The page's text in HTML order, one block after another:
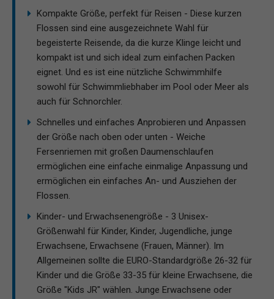
Kompakte Größe, perfekt für Reisen - Diese kurzen
Flossen sind eine ausgezeichnete Wahl für
begeisterte Reisende, da die kurze Klinge leicht und
kompakt ist und sich ideal zum einfachen Packen
eignet. Und es ist eine nützliche Schwimmhilfe
sowohl für Schwimmliebhaber im Pool oder Meer als
auch für Schnorchler.
Schnelles und einfaches Anprobieren und Anpassen
der Größe nach oben oder unten - Weiche
Fersenriemen mit großen Daumenschlaufen
ermöglichen eine einfache einmalige Anpassung und
ermöglichen ein einfaches An- und Ausziehen der
Flossen.
Kinder- und Erwachsenengröße - 3 Unisex-
Größenwahl für Kinder, Kinder, Jugendliche, junge
Erwachsene, Erwachsene (Frauen, Männer). Im
Allgemeinen sollte die EURO-Standardgröße 26-32 für
Kinder und die Größe 33-35 für kleine Erwachsene, die
Größe "Kids JR" wählen. Junge Erwachsene oder